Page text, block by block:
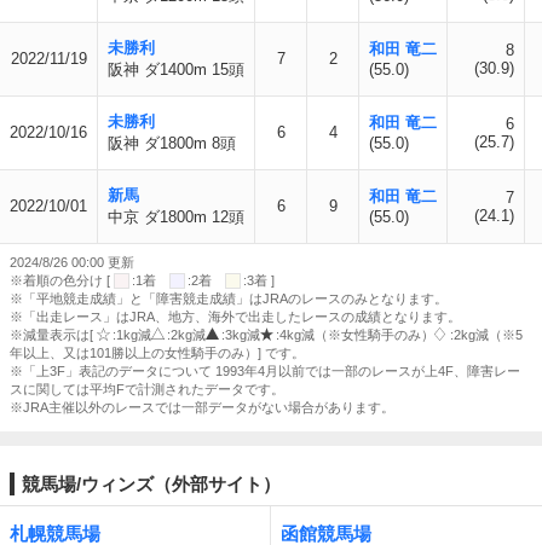
2022/11/19
未勝利
阪神 ダ1400m 15頭
7 2
和田 竜二
(55.0)
8
(30.9)
2022/10/16
未勝利
阪神 ダ1800m 8頭
6 4
和田 竜二
(55.0)
6
(25.7)
2022/10/01
新馬
中京 ダ1800m 12頭
6 9
和田 竜二
(55.0)
7
(24.1)
2024/8/26 00:00 更新
※着順の色分け [
:1着 :2着
:3着 ]
※「平地競走成績」と「障害競走成績」はJRAのレースのみとなります。
※「出走レース」はJRA、地方、海外で出走したレースの成績となります。
※減量表示は[
:1kg減 :2kg減 :3kg減 :4kg減（※女性騎手のみ）
:2kg減（※5
年以上、又は101勝以上の女性騎手のみ）] です。
※「上3F」表記のデータについて 1993年4月以前では一部のレースが上4F、障害レー
スに関しては平均Fで計測されたデータです。
※JRA主催以外のレースでは一部データがない場合があります。
競馬場/ウィンズ（外部サイト）
札幌競馬場 函館競馬場